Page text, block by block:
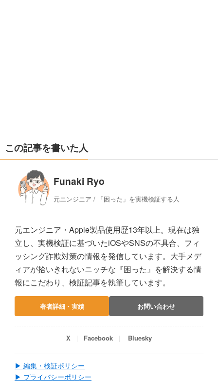
この記事を書いた人
Funaki Ryo
元エンジニア / 「困った」を実機検証する人
元エンジニア・Apple製品使用歴13年以上。現在は独
立し、実機検証に基づいたiOSやSNSの不具合、フィ
ッシング詐欺対策の情報を発信しています。大手メデ
ィアが拾いきれないニッチな『困った』を解決する情
報にこだわり、検証記事を執筆しています。
著者詳細・実績 お問い合わせ
X Facebook Bluesky
▶ 編集・検証ポリシー
▶ プライバシーポリシー